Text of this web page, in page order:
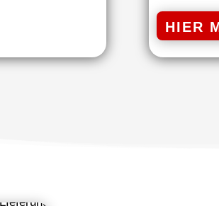
HIER